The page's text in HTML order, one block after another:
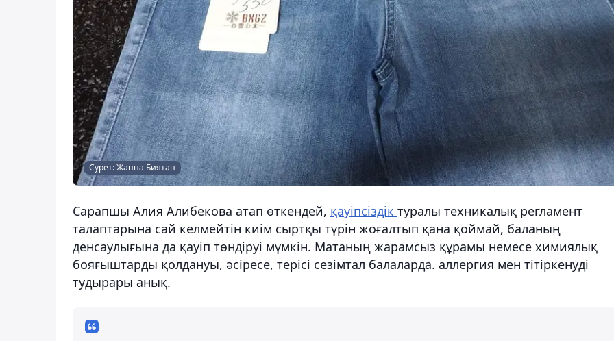
Сурет: Жанна Биятан
Сарапшы Алия Алибекова атап өткендей, қауіпсіздік туралы техникалық регламент
талаптарына сай келмейтін киім сыртқы түрін жоғалтып қана қоймай, баланың
денсаулығына да қауіп төндіруі мүмкін. Матаның жарамсыз құрамы немесе химиялық
бояғыштарды қолдануы, әсіресе, терісі сезімтал балаларда. аллергия мен тітіркенуді
тудырары анық.